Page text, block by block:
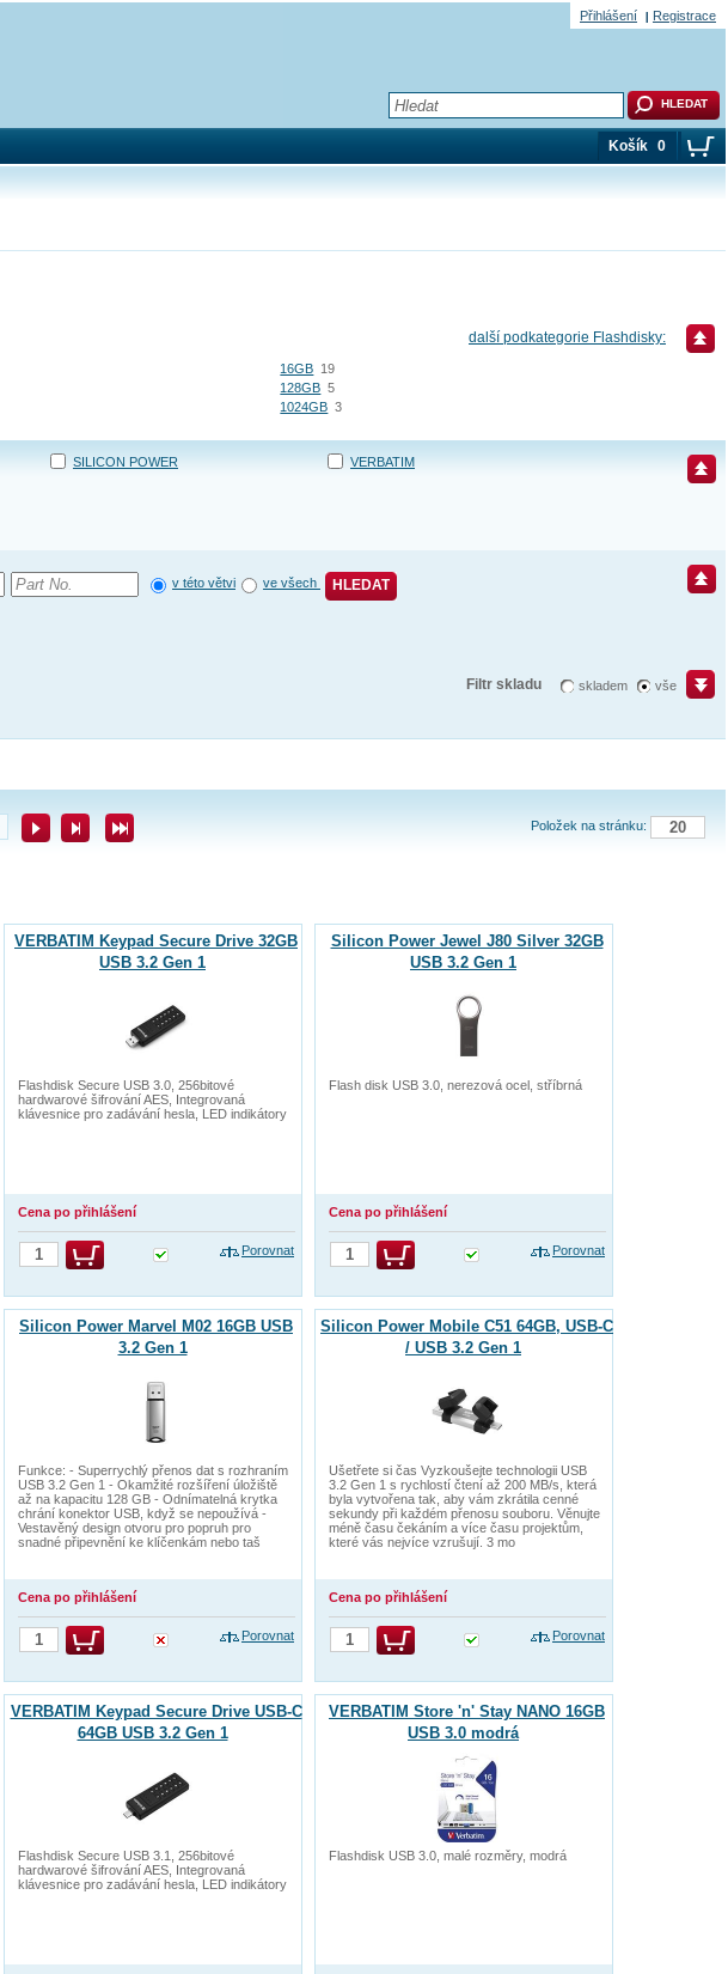
další podkategorie Flashdisky:
16GB 19
128GB 5
1024GB 3
SILICON POWER VERBATIM
v této větvi ve všech HLEDAT
Filtr skladu skladem vše
Položek na stránku:
VERBATIM Keypad Secure Drive 32GB
USB 3.2 Gen 1
Flashdisk Secure USB 3.0, 256bitové
hardwarové šifrování AES, Integrovaná
klávesnice pro zadávání hesla, LED indikátory
Cena po přihlášení
Porovnat
Silicon Power Jewel J80 Silver 32GB
USB 3.2 Gen 1
Flash disk USB 3.0, nerezová ocel, stříbrná
Cena po přihlášení
Porovnat
Silicon Power Marvel M02 16GB USB
3.2 Gen 1
Funkce: - Superrychlý přenos dat s rozhraním
USB 3.2 Gen 1 - Okamžité rozšíření úložiště
až na kapacitu 128 GB - Odnímatelná krytka
chrání konektor USB, když se nepoužívá -
Vestavěný design otvoru pro popruh pro
snadné připevnění ke klíčenkám nebo taš
Cena po přihlášení
Porovnat
Silicon Power Mobile C51 64GB, USB-C
/ USB 3.2 Gen 1
Ušetřete si čas Vyzkoušejte technologii USB
3.2 Gen 1 s rychlostí čtení až 200 MB/s, která
byla vytvořena tak, aby vám zkrátila cenné
sekundy při každém přenosu souboru. Věnujte
méně času čekáním a více času projektům,
které vás nejvíce vzrušují. 3 mo
Cena po přihlášení
Porovnat
VERBATIM Keypad Secure Drive USB-C
64GB USB 3.2 Gen 1
Flashdisk Secure USB 3.1, 256bitové
hardwarové šifrování AES, Integrovaná
klávesnice pro zadávání hesla, LED indikátory
VERBATIM Store 'n' Stay NANO 16GB
USB 3.0 modrá
Flashdisk USB 3.0, malé rozměry, modrá
Košík 0
Přihlášení Registrace